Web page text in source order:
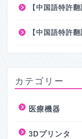
【中国語特許
【中国語特許
カテゴリー
医療機器
3Dプリンタ